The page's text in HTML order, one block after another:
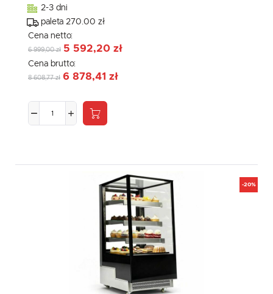
2-3 dni
paleta 270.00 zł
Cena netto:
6 999,00 zł 5 592,20 zł
Cena brutto:
8 608,77 zł 6 878,41 zł
-20%